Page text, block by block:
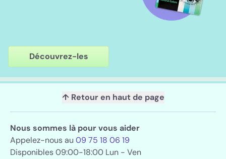
Découvrez-les
↑ Retour en haut de page
Nous sommes là pour vous aider
Appelez-nous au 09 75 18 06 19
Disponibles 09:00-18:00 Lun - Ven